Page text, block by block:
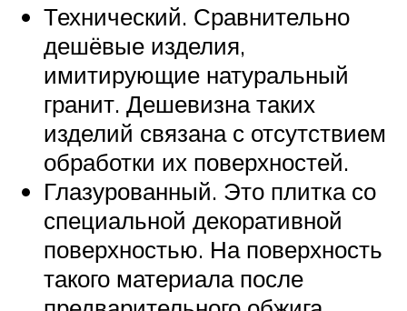
Технический. Сравнительно
дешёвые изделия,
имитирующие натуральный
гранит. Дешевизна таких
изделий связана с отсутствием
обработки их поверхностей.
Глазурованный. Это плитка со
специальной декоративной
поверхностью. На поверхность
такого материала после